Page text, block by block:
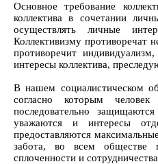
Основное требование
коллектива в сочетании
осуществлять личные
Коллективизму противоречат
противоречит
интересы коллектива,
В нашем социалистическом
согласно которым
последовательно
уважаются и интересы
предоставляются
забота, во всем обществе
сплоченности и